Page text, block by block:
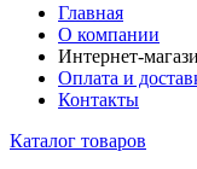
Главная
О компании
Интернет-
Оплата и
Контакты
Каталог товаров